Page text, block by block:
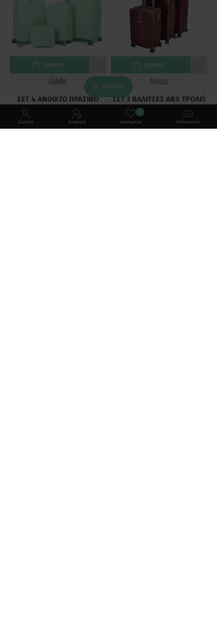
Iliadis
ΣΕΤ 4 ΑΝΟΙΧΤΟ ΠΡΑΣΙΝΟ
ΒΑΛΙΤΣΑ ΜΕ ΡΟΔΕΣ 33 51 61
156,00€
ΚΑΛΆΘΙ
Ankor
ΣΕΤ 3 ΒΑΛΙΤΣΕΣ ABS ΤΡΟΛΕΪ
ΜΠΟΡΝΤΟ 4 ΡΟΔΕΣ
ΚΑΛΆΘΙ
Σύνδεση Εγγραφή Αγαπημένα
0
Επικοινωνία
ΦΊΛΤΡΑ